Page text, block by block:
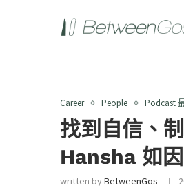
Career People Podcast
找到自信、
Hansha 如因
written byBetweenGos